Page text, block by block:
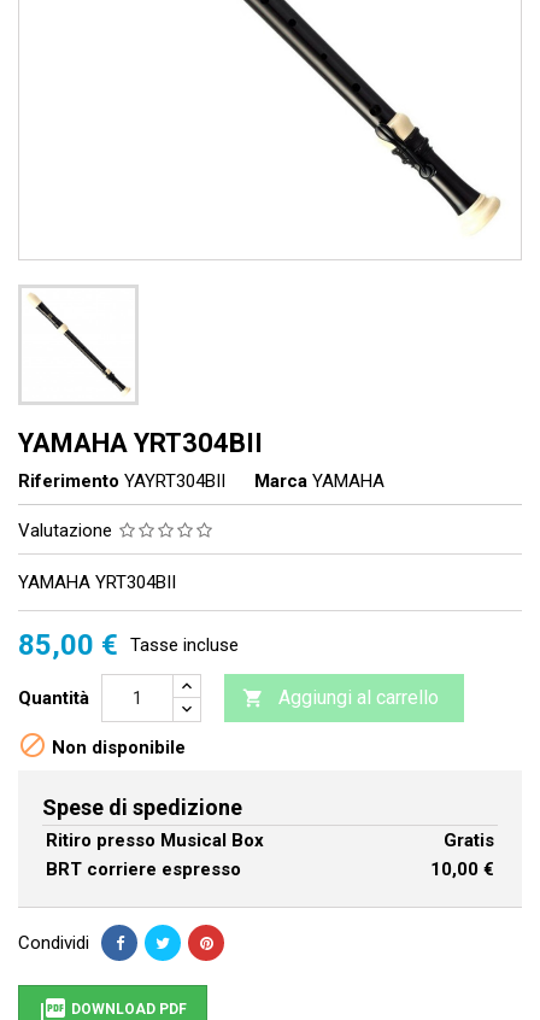
YAMAHA YRT304BII
Riferimento YAYRT304BII Marca YAMAHA
Valutazione
YAMAHA YRT304BII
85,00 € Tasse incluse
Quantità  Aggiungi al carrello
 Non disponibile
Spese di spedizione
Ritiro presso Musical Box
Gratis
BRT corriere espresso
10,00 €
Condividi
 DOWNLOAD PDF